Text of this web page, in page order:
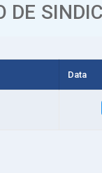
DE
Data